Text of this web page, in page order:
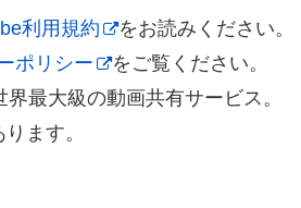
利用規約
をお読みください。
ポリシー
をご覧ください。
最大級の動画共有サービス。
ます。